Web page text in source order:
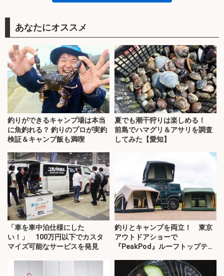
あなたにオススメ
釣りができるキャンプ場は本当
に魚釣れる？ 釣りのプロが実釣
検証＆キャンプ飯も満喫
夏でも潮干狩りは楽しめる！
前島でハマグリ＆アサリを調査
してみた【愛知】
「車を車中泊仕様にした
い！」 100万円以下でカスタ
マイズ可能なサービスを発見
釣りとキャンプを両立！ 東京
アウトドアショーで
『PeakPod』ルーフトップテン